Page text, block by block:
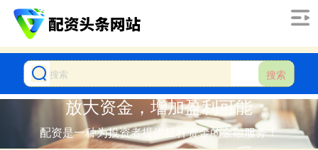
搜索
放大资金，增加盈利可能
配资是一种为投资者提供杠杆资金的金融服务！